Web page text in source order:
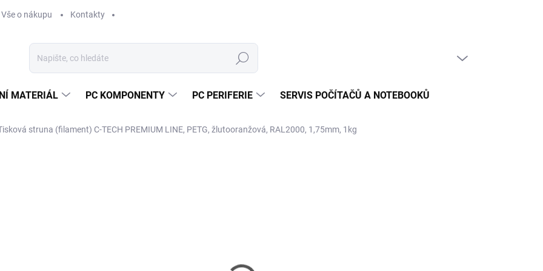
Vše o nákupu Kontakty
Hledat
MATERIÁL PC KOMPONENTY PC PERIFERIE SERVIS POČÍTAČŮ A NOTEBOOKŮ
struna (filament) C-TECH PREMIUM LINE, PETG, žlutooranžová, RAL2000, 1,75mm, 1kg